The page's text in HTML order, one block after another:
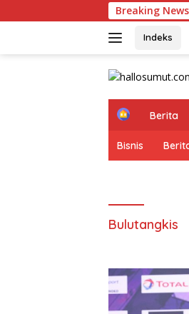
ke
Breaking News
Indeks
H
m
e
Berita
Bisnis
Bulutangkis